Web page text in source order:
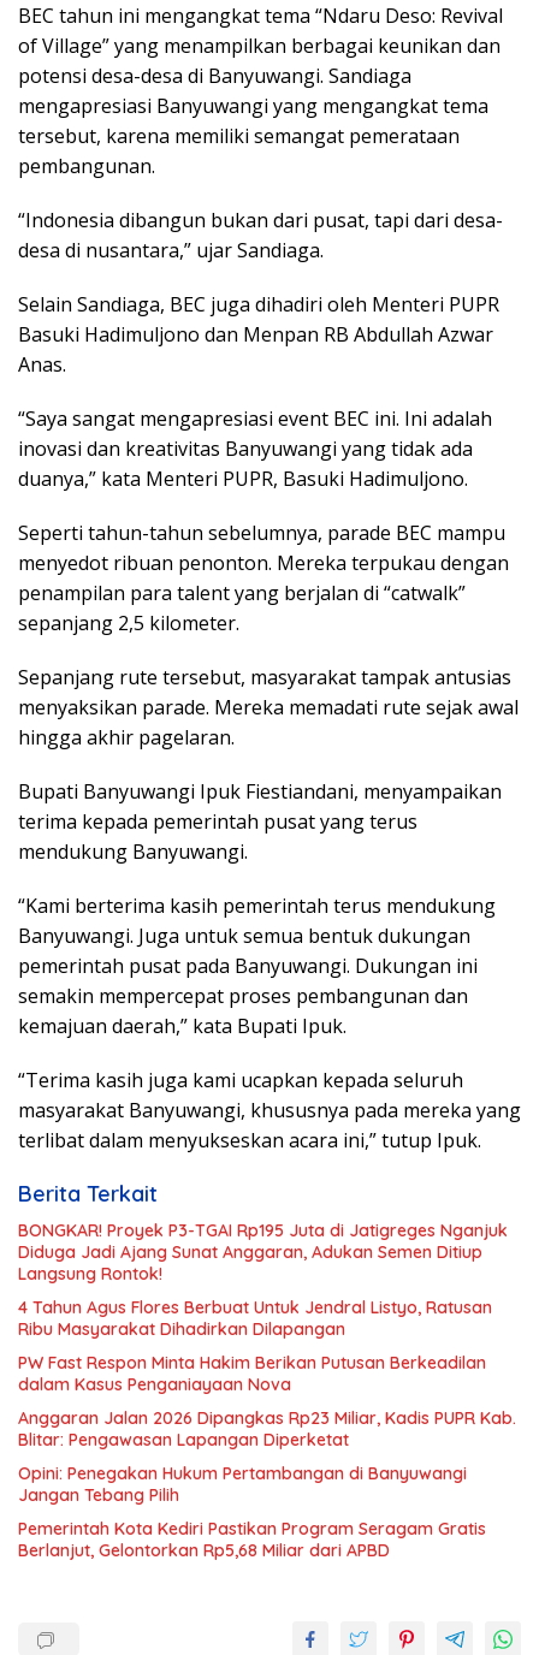
BEC tahun ini mengangkat tema “Ndaru Deso: Revival
of Village” yang menampilkan berbagai keunikan dan
potensi desa-desa di Banyuwangi. Sandiaga
mengapresiasi Banyuwangi yang mengangkat tema
tersebut, karena memiliki semangat pemerataan
pembangunan.
“Indonesia dibangun bukan dari pusat, tapi dari desa-
desa di nusantara,” ujar Sandiaga.
Selain Sandiaga, BEC juga dihadiri oleh Menteri PUPR
Basuki Hadimuljono dan Menpan RB Abdullah Azwar
Anas.
“Saya sangat mengapresiasi event BEC ini. Ini adalah
inovasi dan kreativitas Banyuwangi yang tidak ada
duanya,” kata Menteri PUPR, Basuki Hadimuljono.
Seperti tahun-tahun sebelumnya, parade BEC mampu
menyedot ribuan penonton. Mereka terpukau dengan
penampilan para talent yang berjalan di “catwalk”
sepanjang 2,5 kilometer.
Sepanjang rute tersebut, masyarakat tampak antusias
menyaksikan parade. Mereka memadati rute sejak awal
hingga akhir pagelaran.
Bupati Banyuwangi Ipuk Fiestiandani, menyampaikan
terima kepada pemerintah pusat yang terus
mendukung Banyuwangi.
“Kami berterima kasih pemerintah terus mendukung
Banyuwangi. Juga untuk semua bentuk dukungan
pemerintah pusat pada Banyuwangi. Dukungan ini
semakin mempercepat proses pembangunan dan
kemajuan daerah,” kata Bupati Ipuk.
“Terima kasih juga kami ucapkan kepada seluruh
masyarakat Banyuwangi, khususnya pada mereka yang
terlibat dalam menyukseskan acara ini,” tutup Ipuk.
Berita Terkait
BONGKAR! Proyek P3-TGAI Rp195 Juta di Jatigreges Nganjuk
Diduga Jadi Ajang Sunat Anggaran, Adukan Semen Ditiup
Langsung Rontok!
4 Tahun Agus Flores Berbuat Untuk Jendral Listyo, Ratusan
Ribu Masyarakat Dihadirkan Dilapangan
PW Fast Respon Minta Hakim Berikan Putusan Berkeadilan
dalam Kasus Penganiayaan Nova
Anggaran Jalan 2026 Dipangkas Rp23 Miliar, Kadis PUPR Kab.
Blitar: Pengawasan Lapangan Diperketat
Opini: Penegakan Hukum Pertambangan di Banyuwangi
Jangan Tebang Pilih
Pemerintah Kota Kediri Pastikan Program Seragam Gratis
Berlanjut, Gelontorkan Rp5,68 Miliar dari APBD